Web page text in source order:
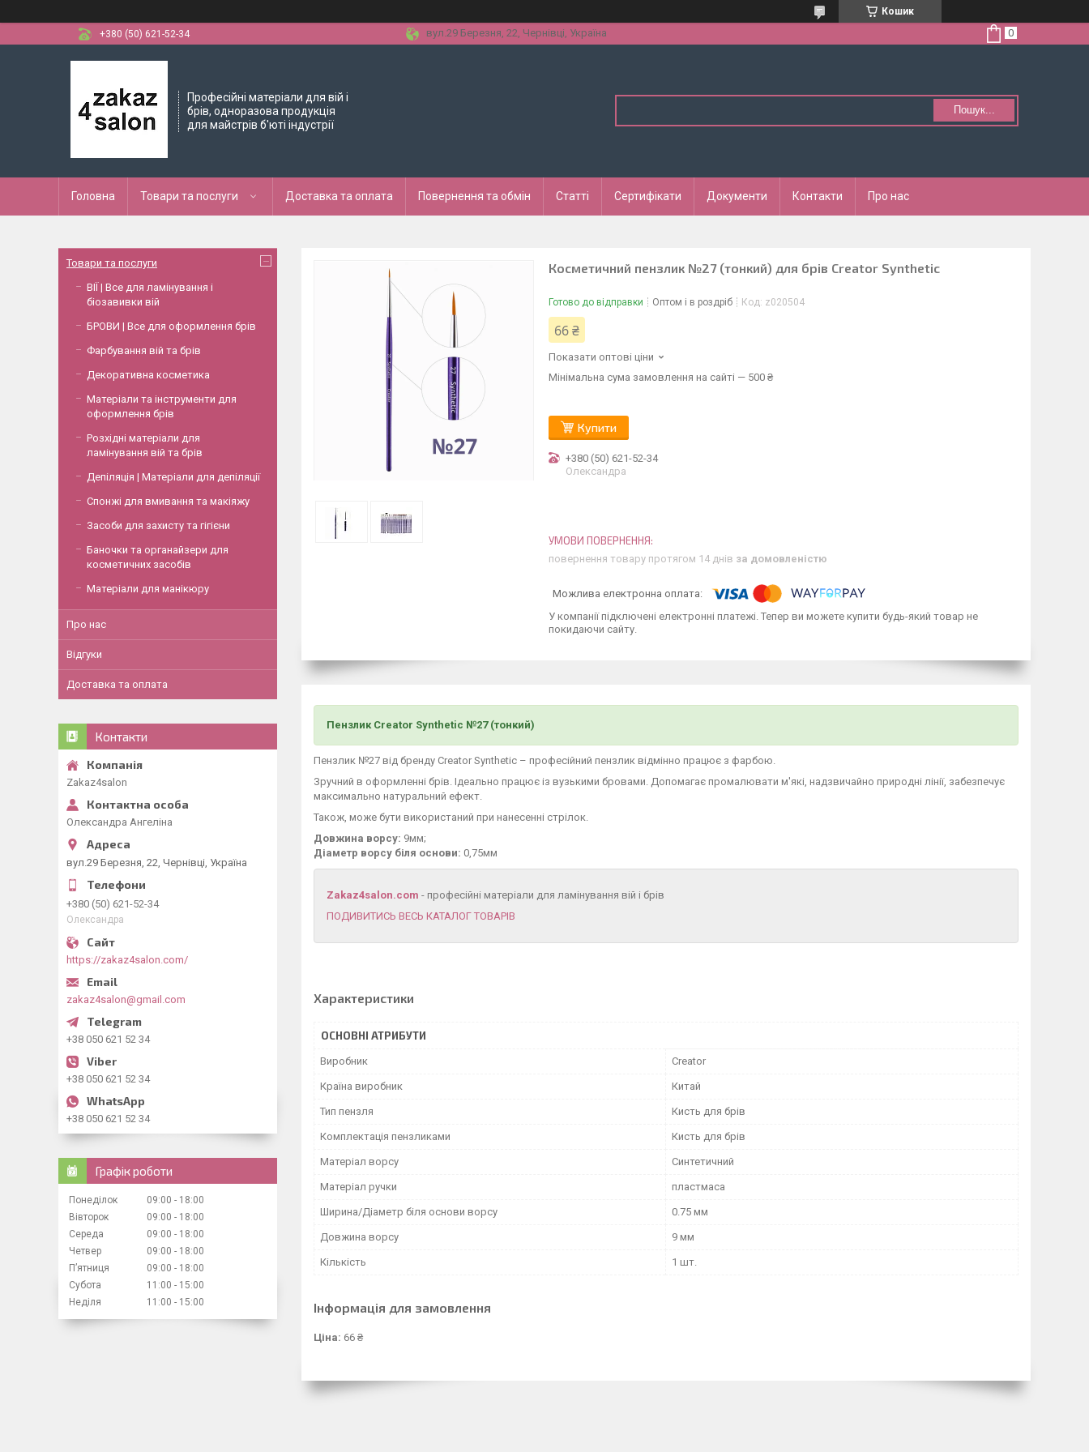
Кошик
+380 (50) 621-52-34
вул.29 Березня, 22, Чернівці, Україна
Професійні матеріали для вій і
брів, одноразова продукція
для майстрів б'юті індустрії
Пошук...
Головна Товари та послуги Доставка та оплата Повернення та обмін Статті Сертифікати Документи Контакти Про нас
Косметичний пензлик №27 (тонкий) для брів Creator Synthetic
Готово до відправки Оптом і в роздріб Код: z020504
66 ₴
Показати оптові ціни
Мінімальна сума замовлення на сайті — 500 ₴
Купити
+380 (50) 621-52-34
Олександра
повернення товару протягом 14 днів за домовленістю
У компанії підключені електронні платежі. Тепер ви можете купити будь-який товар не
покидаючи сайту.
Пензлик Creator Synthetic №27 (тонкий)
Пензлик №27 від бренду Creator Synthetic – професійний пензлик відмінно працює з фарбою.
Зручний в оформленні брів. Ідеально працює із вузькими бровами. Допомагає промалювати м'які, надзвичайно природні лінії, забезпечує
максимально натуральний ефект.
Також, може бути використаний при нанесенні стрілок.
Довжина ворсу: 9мм;
Діаметр ворсу біля основи: 0,75мм
Zakaz4salon.com - професійні матеріали для ламінування вій і брів
ПОДИВИТИСЬ ВЕСЬ КАТАЛОГ ТОВАРІВ
Характеристики
ОСНОВНІ АТРИБУТИ
Виробник Creator
Країна виробник Китай
Тип пензля Кисть для брів
Комплектація пензликами Кисть для брів
Матеріал ворсу Синтетичний
Матеріал ручки пластмаса
Ширина/Діаметр біля основи ворсу 0.75 мм
Довжина ворсу 9 мм
Кількість 1 шт.
Інформація для замовлення
Ціна: 66 ₴
Товари та послуги
ВІЇ | Все для ламінування і
біозавивки вій
БРОВИ | Все для оформлення брів
Фарбування вій та брів
Декоративна косметика
Матеріали та інструменти для
оформлення брів
Розхідні матеріали для
ламінування вій та брів
Депіляція | Матеріали для депіляції
Спонжі для вмивання та макіяжу
Засоби для захисту та гігієни
Баночки та органайзери для
косметичних засобів
Матеріали для манікюру
Про нас
Відгуки
Доставка та оплата
Контакти
Zakaz4salon
Олександра Ангеліна
вул.29 Березня, 22, Чернівці, Україна
+380 (50) 621-52-34
Олександра
https://zakaz4salon.com/
zakaz4salon@gmail.com
+38 050 621 52 34
+38 050 621 52 34
+38 050 621 52 34
Графік роботи
Понеділок 09:00
18:00
Вівторок
09:00
18:00
Середа
09:00
18:00
Четвер
09:00
18:00
Пʼятниця
09:00
18:00
Субота
11:00
15:00
Неділя
11:00 15:00